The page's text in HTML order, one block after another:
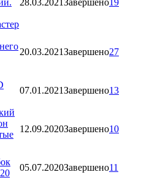
20.03.2021Завершено27
07.01.2021Завершено13
12.09.2020Завершено10
05.07.2020Завершено11